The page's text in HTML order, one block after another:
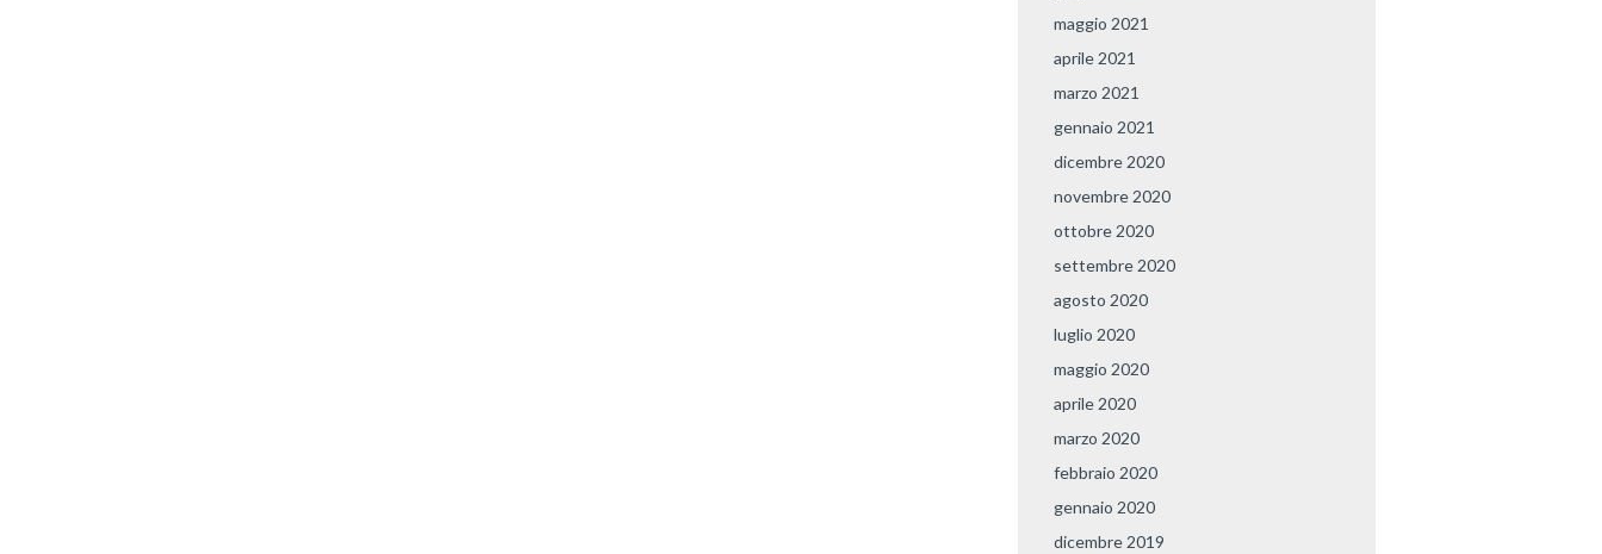
maggio 2021
aprile 2021
marzo 2021
gennaio 2021
dicembre 2020
novembre 2020
ottobre 2020
settembre 2020
agosto 2020
luglio 2020
maggio 2020
aprile 2020
marzo 2020
febbraio 2020
gennaio 2020
dicembre 2019